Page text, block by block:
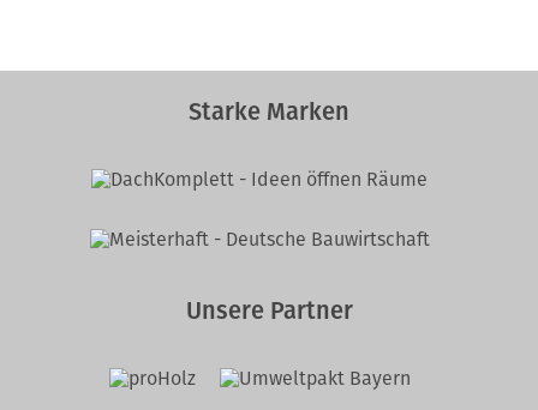
Starke Marken
Unsere Partner